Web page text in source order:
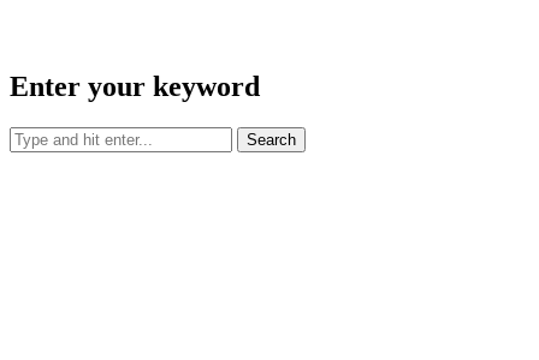
Enter your keyword
Search